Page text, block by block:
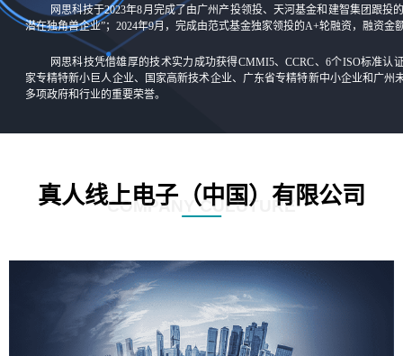
网思科技于2023年8月完成了由广州产投领投、天河基金和建智集团跟投
潜在独角兽企业”；2024年9月，完成由范式基金独家领投的A+轮融资，融资金
网思科技凭借雄厚的技术实力成功获得CMMI5、CCRC、6个ISO标准认
家专精特新小巨人企业、国家高新技术企业、广东省专精特新中小企业和广州
多项政府和行业的重要荣誉。
真人线上电子（中国）有限公司
COMPANY CULUTURE